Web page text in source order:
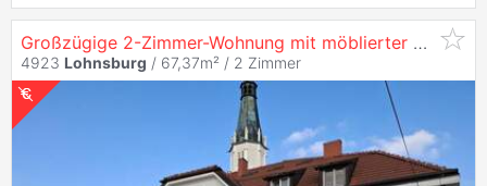
Großzügige 2-Zimmer-Wohnung mit möblierter Küche im Zentrum von
4923 Lohnsburg / 67,37m² / 2 Zimmer